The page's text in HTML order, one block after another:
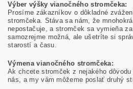
Výber výšky vianočného stromčeka:
Prosíme zákazníkov o dôkladné
stromčeka. Stáva sa nám, že
nepostačuje, a stromček sa vymieňa
samozrejme možná, ale ušetríte si
starostí a času.
Výmena vianočného stromčeka:
Ak chcete stromček z nejakého
nás, a my vám môžeme poslať druhý